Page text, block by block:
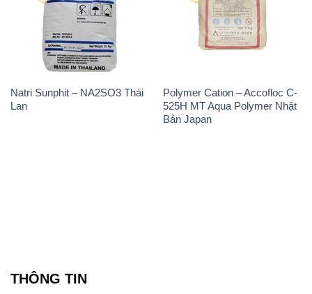
Natri Sunphit – NA2SO3 Thái
Polymer Cation – Accofloc C-
525H MT Aqua Polymer Nhật
Bản Japan
Chính sách và quy định chung